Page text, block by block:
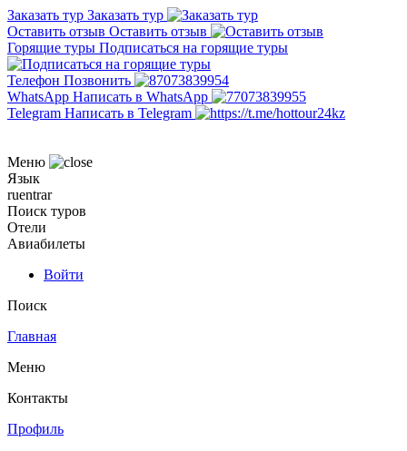
Заказать тур Заказать тур
Оставить отзыв Оставить отзыв
Горящие туры Подписаться на горящие туры
Телефон Позвонить
WhatsApp Написать в WhatsApp
Telegram Написать в Telegram
Меню
Язык
ruentrar
Поиск туров
Отели
Авиабилеты
Войти
Поиск
Главная
Меню
Контакты
Профиль